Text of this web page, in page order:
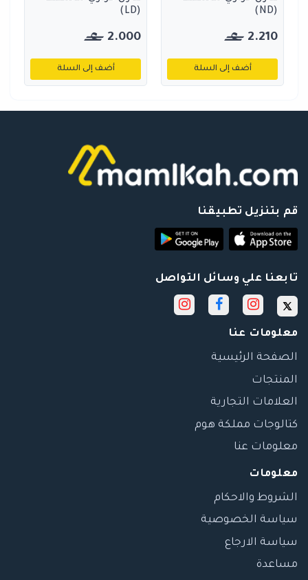
(ND)
2.210
أضف إلى السلة
(LD)
2.000
أضف إلى السلة
قم بتنزيل تطبيقنا
تابعنا علي وسائل التواصل
معلومات عنا
الصفحة الرئيسية
المنتجات
العلامات التجارية
كتالوجات مملكة هوم
معلومات عنا
معلومات
الشروط والاحكام
سياسة الخصوصية
سياسة الارجاع
مساعدة